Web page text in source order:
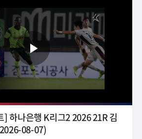
] 하나은행 K리그2 2026 21R 김
08-07)